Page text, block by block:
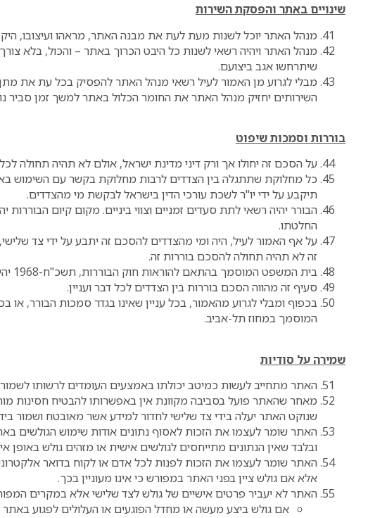
שינויים באתר והפסקת השירות
מנהל האתר יוכל לשנות מעת לעת את מבנה האתר, מראהו ועיצובו,
מנהל האתר ויהיה רשאי לשנות כל היבט הכרוך באתר – והכול, בלא
שיתרחשו אגב ביצועם.
מבלי לגרוע מן האמור לעיל רשאי מנהל האתר להפסיק בכל עת את
השירותים יחזיק מנהל האתר את החומר הכלול באתר למשך זמן סביר
בוררות וסמכות שיפוט
על הסכם זה יחולו אך ורק דיני מדינת ישראל, אולם לא תהיה תחולה
כל מחלוקת שתתגלה בין הצדדים לרבות מחלוקת בקשר עם השימוש
תיקבע על ידי יו"ר לשכת עורכי הדין בישראל לבקשת מי מהצדדים.
הבורר יהיה רשאי לתת סעדים זמניים וצווי ביניים. מקום קיום הבוררות
החלטתו.
על אף האמור לעיל, היה ומי מהצדדים להסכם זה יתבע על ידי צד
זה לא תהיה תחולה להסכם בוררות זה.
בית המשפט המוסמך בהתאם להוראות חוק הבוררות, תשכ"ח-1968 יהיה בית המשפט שמושבו בעיר תל-אביב.
סעיף זה מהווה הסכם בוררות בין הצדדים לכל דבר ועניין.
בכפוף ומבלי לגרוע מהאמור, בכל עניין שאינו בגדר סמכות הבורר,
המוסמך במחוז תל-אביב.
שמירה על סודיות
האתר מתחייב לעשות כמיטב יכולתו באמצעים העומדים לרשותו
מאחר שהאתר פועל בסביבה מקוונת אין באפשרותו להבטיח חסינות
שנוקט האתר יעלה בידי צד שלישי לחדור למידע אשר מאובטח ושמור
האתר שומר לעצמו את הזכות לאסוף נתונים אודות שימוש הגולשים
ובלבד שאין הנתונים מתייחסים לגולשים אישית או מזהים גולש באופן
האתר שומר לעצמו את הזכות לפנות לכל אדם או לקוח בדואר
אלא אם גולש ציין בפני האתר במפורש כי אינו מעוניין בכך.
האתר לא יעביר פרטים אישיים של גולש לצד שלישי אלא במקרים
אם גולש ביצע מעשה או מחדל הפוגעים או העלולים לפגוע